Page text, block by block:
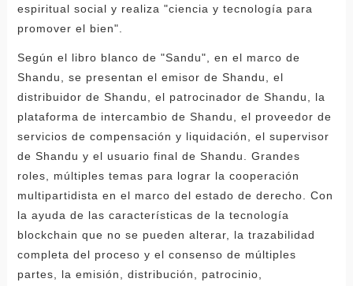
espiritual social y realiza "ciencia y tecnología para
promover el bien".
Según el libro blanco de "Sandu", en el marco de
Shandu, se presentan el emisor de Shandu, el
distribuidor de Shandu, el patrocinador de Shandu, la
plataforma de intercambio de Shandu, el proveedor de
servicios de compensación y liquidación, el supervisor
de Shandu y el usuario final de Shandu. Grandes
roles, múltiples temas para lograr la cooperación
multipartidista en el marco del estado de derecho. Con
la ayuda de las características de la tecnología
blockchain que no se pueden alterar, la trazabilidad
completa del proceso y el consenso de múltiples
partes, la emisión, distribución, patrocinio,